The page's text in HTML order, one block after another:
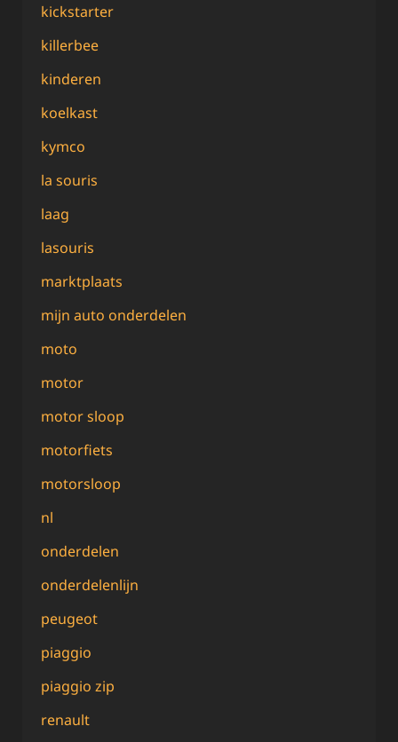
kickstarter
killerbee
kinderen
koelkast
kymco
la souris
laag
lasouris
marktplaats
mijn auto onderdelen
moto
motor
motor sloop
motorfiets
motorsloop
nl
onderdelen
onderdelenlijn
peugeot
piaggio
piaggio zip
renault